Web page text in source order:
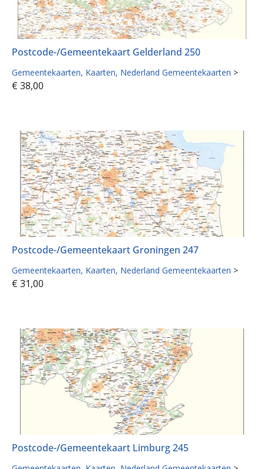
Postcode-/Gemeentekaart Gelderland 250
Gemeentekaarten Kaarten Nederland Gemeentekaarten >
€ 38,00
Postcode-/Gemeentekaart Groningen 247
Gemeentekaarten Kaarten Nederland Gemeentekaarten >
€ 31,00
Postcode-/Gemeentekaart Limburg 245